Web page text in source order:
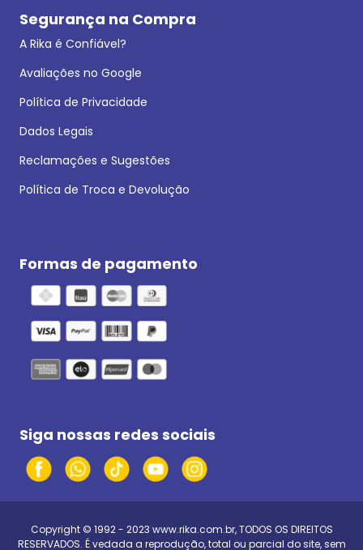
Segurança na Compra
A Rika é Confiável?
Avaliações no Google
Política de Privacidade
Dados Legais
Reclamações e Sugestões
Política de Troca e Devolução
Formas de pagamento
Siga nossas redes sociais
Copyright © 1992 - 2023 www.rika.com.br, TODOS OS DIREITOS
RESERVADOS. É vedada a reprodução, total ou parcial do site, sem